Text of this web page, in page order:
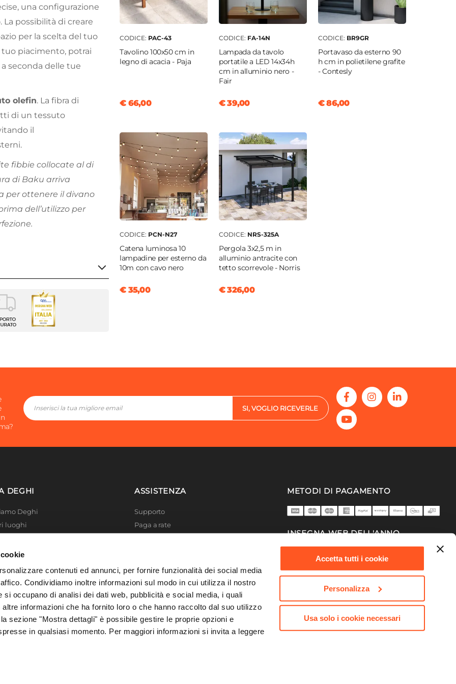
contenuti ed annunci, per fornire funzionalità dei social media
Condividiamo inoltre informazioni sul modo in cui utilizza il nostro
si occupano di analisi dei dati web, pubblicità e social media, i quali
informazioni che ha fornito loro o che hanno raccolto dal suo utilizzo
sezione "Mostra dettagli" è possibile gestire le proprie opzioni e
in qualsiasi momento. Per maggiori informazioni si invita a leggere
Accetta tutti i cookie
Personalizza
Usa solo i cookie necessari
una configurazione
possibilità di creare
per la scelta del tuo
tuo piacimento, potrai
seconda delle tue
olefin. La fibra di
di un tessuto
il
fibbie collocate al di
di Baku arriva
per ottenere il divano
dell’utilizzo per
Olefin
CODICE: PAC-43
Tavolino 100x50 cm in
legno di acacia - Paja
€ 66,00
CODICE: FA-14N
Lampada da tavolo
portatile a LED 14x34h
cm in alluminio nero -
Fair
€ 39,00
CODICE: BR9GR
Portavaso da esterno 90
h cm in polietilene grafite
- Contesly
€ 86,00
CODICE: PCN-N27
Catena luminosa 10
lampadine per esterno da
10m con cavo nero
€ 35,00
CODICE: NRS-325A
Pergola 3x2,5 m in
alluminio antracite con
tetto scorrevole - Norris
€ 326,00
SI, VOGLIO RICEVERLE
DEGHI
Deghi
luoghi
produzione
Solidale
Academy
ASSISTENZA
Supporto
Paga a rate
Privacy Policy
Cookie policy
METODI DI PAGAMENTO
INSEGNA WEB DELL'ANNO